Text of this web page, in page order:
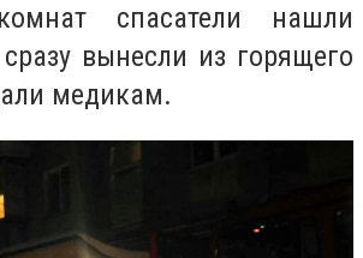
спасатели нашли
вынесли из горящего
медикам.